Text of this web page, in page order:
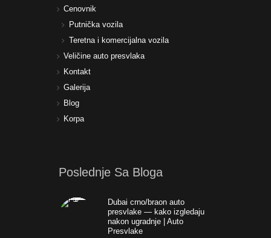
Cenovnik
Putnička vozila
Teretna i komercijalna vozila
Veličine auto presvlaka
Kontakt
Galerija
Blog
Korpa
Poslednje Sa Bloga
Dubai crno/braon auto
presvlake — kako izgledaju
nakon ugradnje | Auto
Presvlake